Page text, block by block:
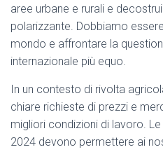
aree urbane e rurali e
polarizzante. Dobbiamo
mondo e affrontare la
internazionale più equo.
In un contesto di rivolta
chiare richieste di prezzi e
migliori condizioni di lavoro.
2024 devono permettere ai